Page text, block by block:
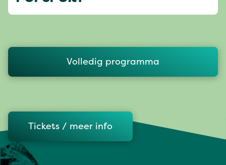
Tickets / meer info
Volledig programma